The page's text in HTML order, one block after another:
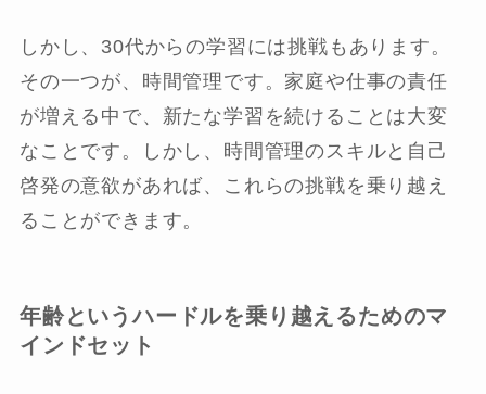
しかし、30代からの学習には挑戦もあります。
その一つが、時間管理です。家庭や仕事の責任
が増える中で、新たな学習を続けることは大変
なことです。しかし、時間管理のスキルと自己
啓発の意欲があれば、これらの挑戦を乗り越え
ることができます。
年齢というハードルを乗り越えるためのマ
インドセット